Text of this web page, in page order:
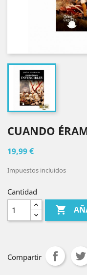
CUANDO
19,99 €
Impuestos incluidos
Cantidad

Compartir